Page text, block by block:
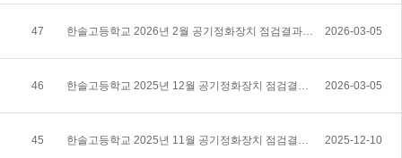
47 한솔고등학교 2026년 2월 공기정화장치 점검결과 공개 2026-03-05
46 한솔고등학교 2025년 12월 공기정화장치 점검결과 공개 2026-03-05
45 한솔고등학교 2025년 11월 공기정화장치 점검결과 공개 2025-12-10